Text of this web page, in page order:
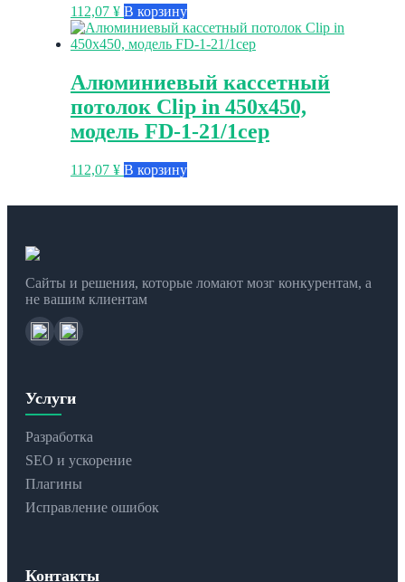
112,07 ¥ В корзину
Алюминиевый кассетный
потолок Clip in 450х450,
модель FD-1-21/1сер
112,07 ¥ В корзину
Сайты и решения, которые ломают мозг конкурентам, а
не вашим клиентам
Услуги
Разработка
SEO и ускорение
Плагины
Исправление ошибок
Контакты